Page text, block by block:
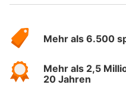
Hotelspecials
Mehr als 6.500
Mehr als 2,5
20 Jahren